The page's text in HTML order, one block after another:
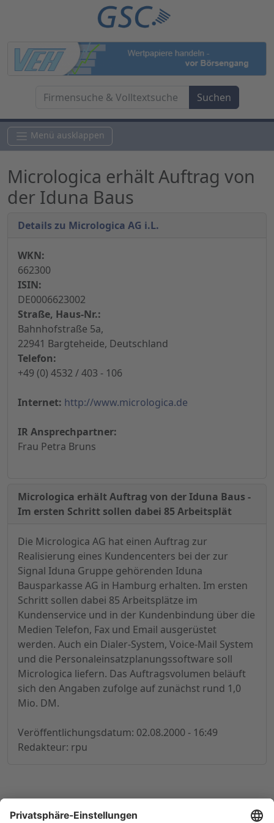
Menü ausklappen
Micrologica erhält Auftrag von
der Iduna Baus
Details zu Micrologica AG i.L.
WKN:
662300
ISIN:
DE0006623002
Straße, Haus-Nr.:
Bahnhofstraße 5a,
22941 Bargteheide, Deutschland
Telefon:
+49 (0) 4532 / 403 - 106
Internet: http://www.micrologica.de
IR Ansprechpartner:
Frau Petra Bruns
Micrologica erhält Auftrag von der Iduna Baus -
Im ersten Schritt sollen dabei 85 Arbeitsplät
Die Micrologica AG hat einen Auftrag zur
Realisierung eines Kundencenters bei der zur
Signal Iduna Gruppe gehörenden Iduna
Bausparkasse AG in Hamburg erhalten. Im ersten
Schritt sollen dabei 85 Arbeitsplätze im
Kundenservice und in der Kundenbindung über die
Medien Telefon, Fax und Email ausgerüstet
werden. Auch ein Dialer-System, Voice-Mail System
und die Personaleinsatzplanungssoftware soll
Micrologica liefern. Das Auftragsvolumen beläuft
sich den Angaben zufolge auf zunächst rund 1,0
Mio. DM.
Veröffentlichungsdatum: 02.08.2000 - 16:49
Redakteur: rpu